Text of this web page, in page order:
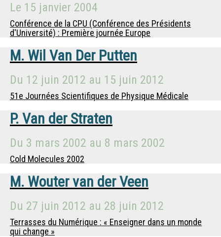
Le 15 janvier 2004
Conférence de la CPU (Conférence des Présidents
d'Université) : Première journée Europe
M. Wil Van Der Putten
Du 12 juin 2012 au 15 juin 2012
51e Journées Scientifiques de Physique Médicale
P. Van der Straten
Du 3 mars 2002 au 8 mars 2002
Cold Molecules 2002
M. Wouter van der Veen
Du 27 juin 2012 au 28 juin 2012
Terrasses du Numérique : « Enseigner dans un monde
qui change »